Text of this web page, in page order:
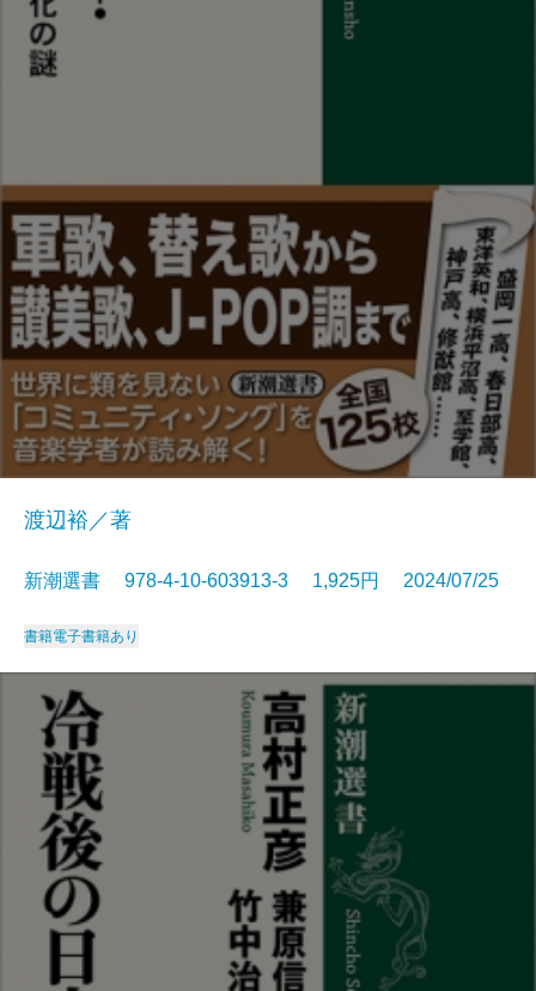
渡辺裕／著
新潮選書 978-4-10-603913-3 1,925円 2024/07/25
書籍電子書籍あり